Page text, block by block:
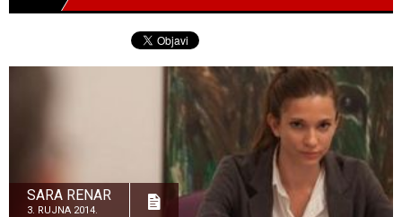
SARA RENAR
3. RUJNA 2014.